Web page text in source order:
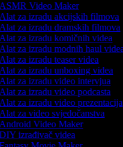
Video Maker
za izradu akcijskih filmova
za izradu dramskih filmova
za izradu komičnih videa
za izradu modnih haul videa
za izradu teaser videa
za izradu unboxing videa
za izradu video intervjua
za izradu video podcasta
za izradu video prezentacija
za video svjedočanstva
Video Maker
izrađivač videa